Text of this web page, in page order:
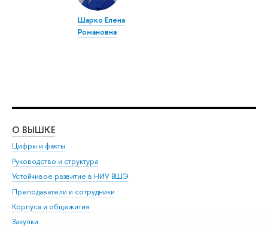
Шарко Елена
Романовна
О ВЫШКЕ
Цифры и факты
Руководство и структура
Устойчивое развитие в НИУ ВШЭ
Преподаватели и сотрудники
Корпуса и общежития
Закупки